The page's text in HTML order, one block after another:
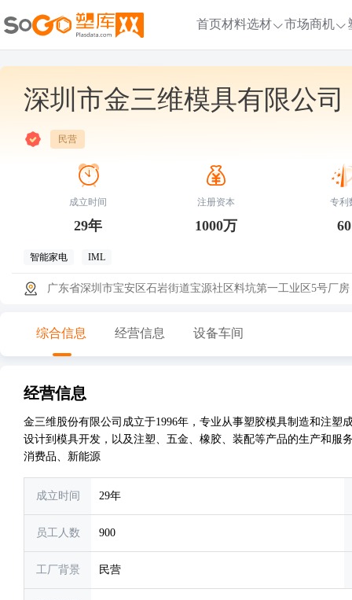
首页材料选材 市场商机
深圳市金三维模具有限公司
民营
成立时间
29年
注册资本
1000万
专利
60
智能家电 IML
广东省深圳市宝安区石岩街道宝源社区料坑第一工业区5号厂房
综合信息 经营信息 设备车间
经营信息
金三维股份有限公司成立于1996年，专业从事塑胶模具制造和注
设计到模具开发，以及注塑、五金、橡胶、装配等产品的生产和
消费品、新能源
成立时间 29年
员工人数 900
工厂背景 民营